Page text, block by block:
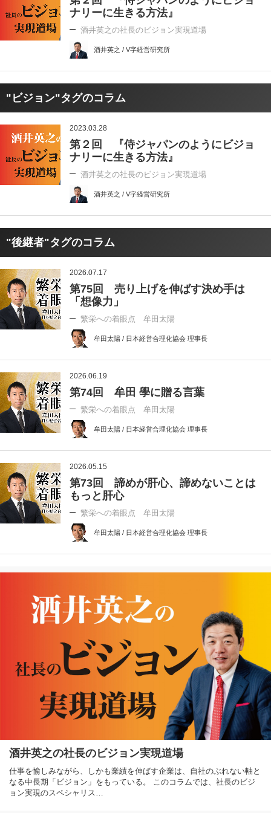
ナリーに生きる方法』
酒井英之の社長のビジョン実現道場
酒井英之 / V字経営研究所
"ビジョン"タグのコラム
2023.03.28
第２回 『侍ジャパンのようにビジョ
ナリーに生きる方法』
酒井英之の社長のビジョン実現道場
酒井英之 / V字経営研究所
"後継者"タグのコラム
2026.07.17
第75回 売り上げを伸ばす決め手は
「想像力」
繁栄への着眼点 牟田太陽
牟田太陽 / 日本経営合理化協会 理事長
2026.06.19
第74回 牟田 學に贈る言葉
繁栄への着眼点 牟田太陽
牟田太陽 / 日本経営合理化協会 理事長
2026.05.15
第73回 諦めが肝心、諦めないことは
もっと肝心
繁栄への着眼点 牟田太陽
牟田太陽 / 日本経営合理化協会 理事長
酒井英之の社長のビジョン実現道場
仕事を愉しみながら、しかも業績を伸ばす企業は、自社のぶれない軸と
なる中長期「ビジョン」をもっている。 このコラムでは、社長のビジ
ョン実現のスペシャリス…